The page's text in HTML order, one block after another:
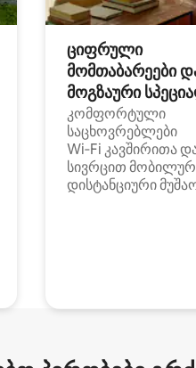
ციფრული
მომთაბარეები
მოგზაური
კომფორტული
საცხოვრებლები
Wi‑Fi კავშირითა
სივრცით
დისტანციური